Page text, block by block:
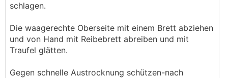
schlagen.
Die waagerechte Oberseite mit einem Brett abziehen
und von Hand mit Reibebrett abreiben und mit
Traufel glätten.
Gegen schnelle Austrocknung schützen-nach